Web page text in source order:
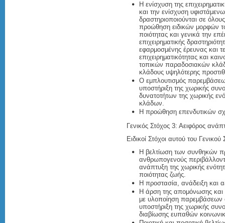
Η ενίσχυση της
και την ενίσχυση
δραστηριοποιούνται σε
προώθηση ειδικών μορφών
ποιότητας και γενικά την
επιχειρηματικής
εφαρμοσμένης έρευνας και
επιχειρηματικότητας και
τοπικών παραδοσιακών
κλάδους υψηλότερης
Ο εμπλουτισμός
υποστήριξη της χωρικής
δυνατοτήτων της χωρικής
κλάδων.
Η προώθηση επενδυτικών
Γενικός Στόχος 3: Αειφόρος
Ειδικοί Στόχοι αυτού του Γενικού
Η βελτίωση των συνθηκών
ανθρωπογενούς
ανάπτυξη της χωρικής
ποιότητας ζωής.
Η προστασία, ανάδειξη και
Η άρση της απομόνωσης και
με υλοποίηση παρεμβάσεων
υποστήριξη της χωρικής
διαβίωσης ευπαθών